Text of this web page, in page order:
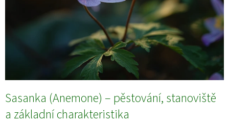
Sasanka (Anemone) – pěstování, stanoviště
a základní charakteristika